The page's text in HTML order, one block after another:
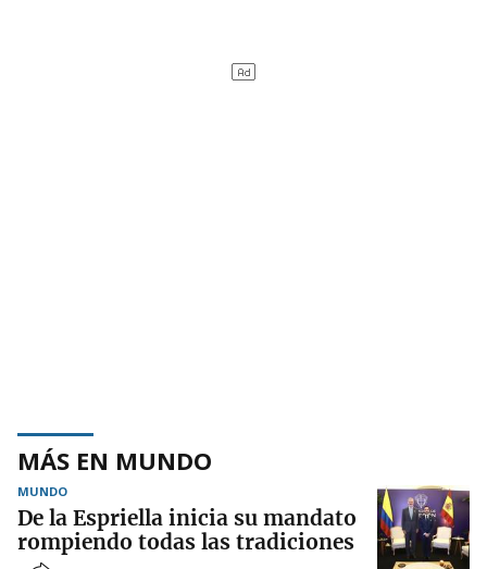
MÁS EN MUNDO
MUNDO
De la Espriella inicia su mandato
rompiendo todas las tradiciones